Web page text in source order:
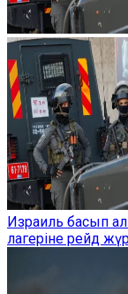
Израиль басып
лагеріне рейд